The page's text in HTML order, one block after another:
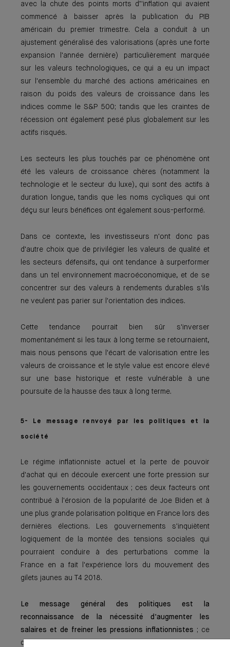
avec la chute des points morts d’'inflation qui avaient
commencé à baisser après la publication du PIB
américain du premier trimestre. Cela a conduit à un
ajustement généralisé des valorisations (après une forte
expansion l'année dernière) particulièrement marquée
sur les valeurs technologiques, ce qui a eu un impact
sur l'ensemble du marché des actions américaines en
raison du poids des valeurs de croissance dans les
indices comme le S&P 500; tandis que les craintes de
récession ont également pesé plus globalement sur les
actifs risqués.
Les secteurs les plus touchés par ce phénomène ont
été les valeurs de croissance chères (notamment la
technologie et le secteur du luxe), qui sont des actifs à
duration longue, tandis que les noms cycliques qui ont
déçu sur leurs bénéfices ont également sous-performé.
Dans ce contexte, les investisseurs n'ont donc pas
d'autre choix que de privilégier les valeurs de qualité et
les secteurs défensifs, qui ont tendance à surperformer
dans un tel environnement macroéconomique, et de se
concentrer sur des valeurs à rendements durables s'ils
ne veulent pas parier sur l'orientation des indices.
Cette tendance pourrait bien sûr s'inverser
momentanément si les taux à long terme se retournaient,
mais nous pensons que l'écart de valorisation entre les
valeurs de croissance et le style value est encore élevé
sur une base historique et reste vulnérable à une
poursuite de la hausse des taux à long terme.
5- Le message renvoyé par les politiques et la
société
Le régime inflationniste actuel et la perte de pouvoir
d'achat qui en découle exercent une forte pression sur
les gouvernements occidentaux ; ces deux facteurs ont
contribué à l'érosion de la popularité de Joe Biden et à
une plus grande polarisation politique en France lors des
dernières élections. Les gouvernements s'inquiètent
logiquement de la montée des tensions sociales qui
pourraient conduire à des perturbations comme la
France en a fait l'expérience lors du mouvement des
gilets jaunes au T4 2018.
Le message général des politiques est la
reconnaissance de la nécessité d'augmenter les
salaires et de freiner les pressions inflationnistes ; ce
dernier point constitue un changement dans la nature du